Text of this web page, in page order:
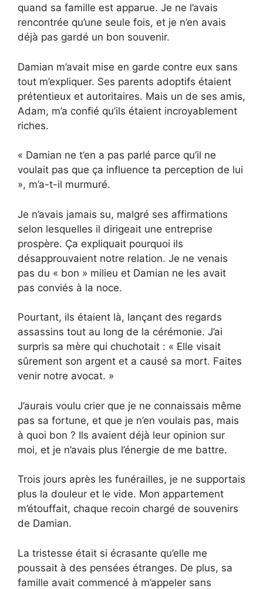
quand sa famille est apparue. Je ne l’avais
rencontrée qu’une seule fois, et je n’en avais
déjà pas gardé un bon souvenir.
Damian m’avait mise en garde contre eux sans
tout m’expliquer. Ses parents adoptifs étaient
prétentieux et autoritaires. Mais un de ses amis,
Adam, m’a confié qu’ils étaient incroyablement
riches.
« Damian ne t’en a pas parlé parce qu’il ne
voulait pas que ça influence ta perception de lui
», m’a-t-il murmuré.
Je n’avais jamais su, malgré ses affirmations
selon lesquelles il dirigeait une entreprise
prospère. Ça expliquait pourquoi ils
désapprouvaient notre relation. Je ne venais
pas du « bon » milieu et Damian ne les avait
pas conviés à la noce.
Pourtant, ils étaient là, lançant des regards
assassins tout au long de la cérémonie. J’ai
surpris sa mère qui chuchotait : « Elle visait
sûrement son argent et a causé sa mort. Faites
venir notre avocat. »
J’aurais voulu crier que je ne connaissais même
pas sa fortune, et que je n’en voulais pas, mais
à quoi bon ? Ils avaient déjà leur opinion sur
moi, et je n’avais plus l’énergie de me battre.
Trois jours après les funérailles, je ne supportais
plus la douleur et le vide. Mon appartement
m’étouffait, chaque recoin chargé de souvenirs
de Damian.
La tristesse était si écrasante qu’elle me
poussait à des pensées étranges. De plus, sa
famille avait commencé à m’appeler sans